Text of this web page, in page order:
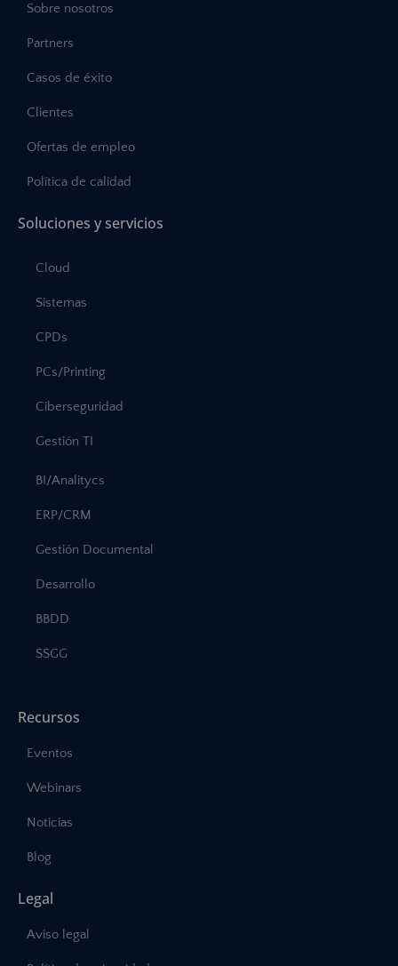
Sobre nosotros
Partners
Casos de éxito
Clientes
Ofertas de empleo
Política de calidad
Soluciones y servicios
Cloud
Sistemas
CPDs
PCs/Printing
Ciberseguridad
Gestión TI
BI/Analitycs
ERP/CRM
Gestión Documental
Desarrollo
BBDD
SSGG
Recursos
Eventos
Webinars
Noticias
Blog
Legal
Aviso legal